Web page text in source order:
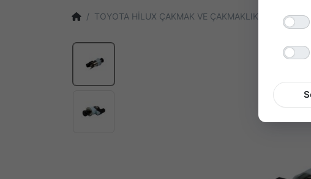
TOYOTA HİLUX ÇAKMAK VE ÇAKMAKLIK 1998-2005